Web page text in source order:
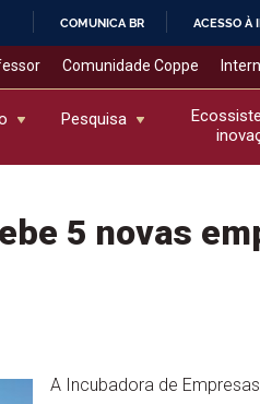
COMUNICA BR ACESSO À
Comunidade Coppe
Pesquisa
5 novas
A Incubadora de